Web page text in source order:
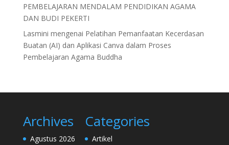
PEMBELAJARAN MENDALAM PENDIDIKAN AGAMA
DAN BUDI PEKERTI
Lasmini mengenai Pelatihan Pemanfaatan Kecerdasan
Buatan (AI) dan Aplikasi Canva dalam Proses
Pembelajaran Agama Buddha
Archives
Agustus 2026
Categories
Artikel